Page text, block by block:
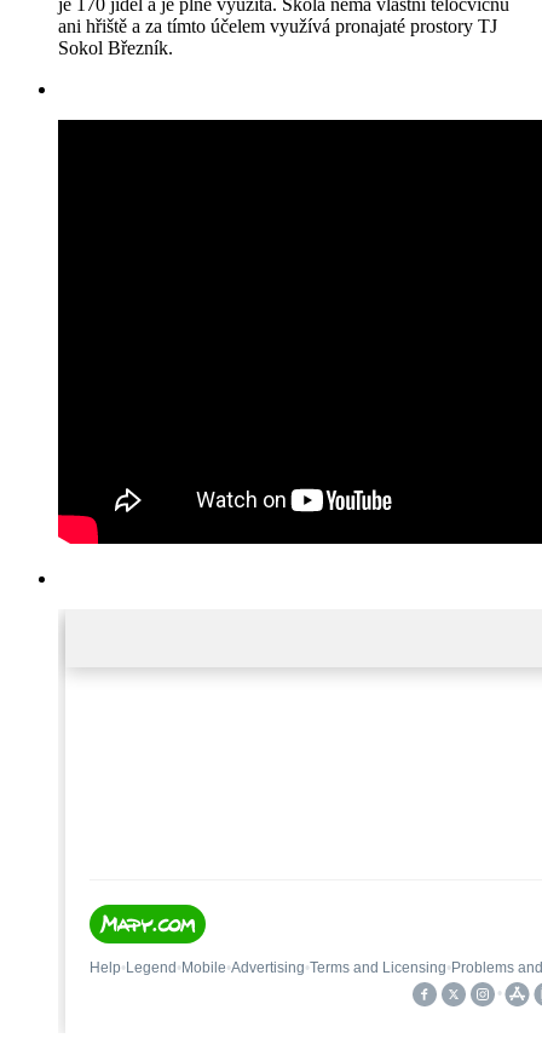
je 170 jídel a je plně využita. Škola nemá vlastní tělocvičnu
ani hřiště a za tímto účelem využívá pronajaté prostory TJ
Sokol Březník.